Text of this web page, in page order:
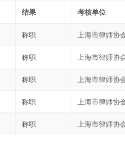
结果 考核单位
称职 上海市律师协
称职 上海市律师协
称职 上海市律师协
称职 上海市律师协
称职 上海市律师协